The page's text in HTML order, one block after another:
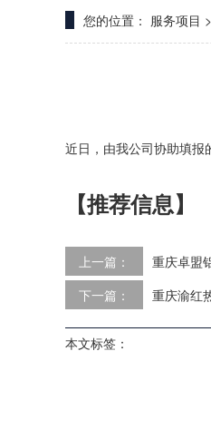
您的位置： 服务项目 >
近日，由我公司协助填报
【推荐信息】
上一篇：
重庆卓盟
下一篇：
重庆渝红
本文标签：